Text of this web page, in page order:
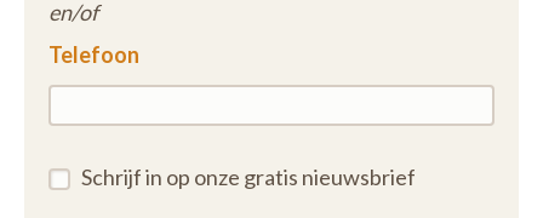
en/of
Telefoon
Schrijf in op onze gratis nieuwsbrief